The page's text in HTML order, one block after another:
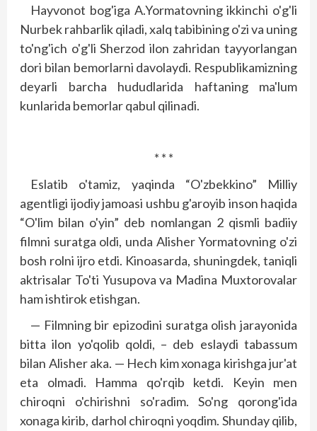
Hayvonot bog'iga A.Yormatovning ikkinchi o'g'li
Nurbek rahbarlik qiladi, xalq tabibining o'zi va uning
to'ng'ich o'g'li Sherzod ilon zahridan tayyorlangan
dori bilan bemorlarni davolaydi. Respublikamizning
deyarli barcha hududlarida haftaning ma'lum
kunlarida bemorlar qabul qilinadi.
* * *
Eslatib o'tamiz, yaqinda “O'zbekkino” Milliy
agentligi ijodiy jamoasi ushbu g'aroyib inson haqida
“O'lim bilan o'yin” deb nomlangan 2 qismli badiiy
filmni suratga oldi, unda Alisher Yormatovning o'zi
bosh rolni ijro etdi. Kinoasarda, shuningdek, taniqli
aktrisalar To'ti Yusupova va Madina Muxtorovalar
ham ishtirok etishgan.
— Filmning bir epizodini suratga olish jarayonida
bitta ilon yo'qolib qoldi, – deb eslaydi tabassum
bilan Alisher aka. — Hech kim xonaga kirishga jur'at
eta olmadi. Hamma qo'rqib ketdi. Keyin men
chiroqni o'chirishni so'radim. So'ng qorong'ida
xonaga kirib, darhol chiroqni yoqdim. Shunday qilib,